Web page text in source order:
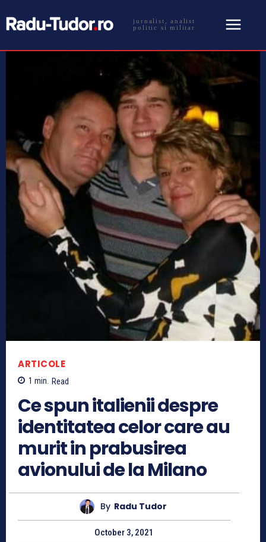
jurnalist, analist
politic si militar
ARTICOLE
1 min. Read
Ce spun italienii despre
identitatea celor care au
murit in prabusirea
avionului de la Milano
By Radu Tudor
October 3, 2021